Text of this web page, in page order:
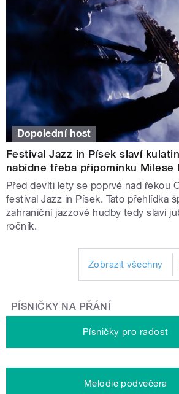
Dopolední host
Festival Jazz in Písek slaví
nabídne třeba připomínku Milese
Před devíti lety se poprvé nad řekou
festival Jazz in Písek. Tato přehlídka
zahraniční jazzové hudby tedy slaví
ročník.
Zobrazit všechny
PÍSNIČKY NA PŘÁNÍ
Písničky pro radost
Melodie podvečera